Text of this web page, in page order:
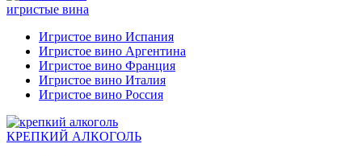
игристые вина
Игристое вино Испания
Игристое вино Аргентина
Игристое вино Франция
Игристое вино Италия
Игристое вино Россия
КРЕПКИЙ АЛКОГОЛЬ